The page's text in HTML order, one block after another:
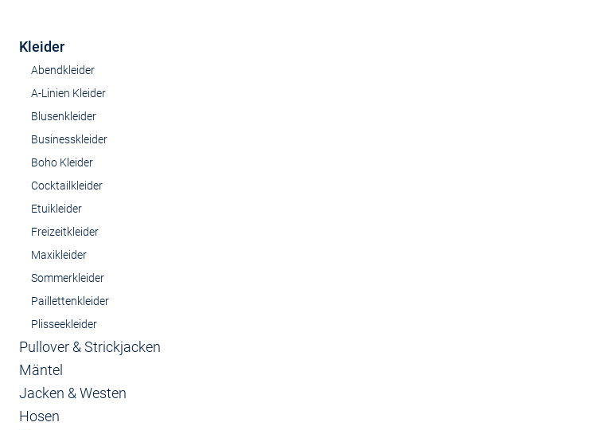
Kleider
Abendkleider
A-Linien Kleider
Blusenkleider
Businesskleider
Boho Kleider
Cocktailkleider
Etuikleider
Freizeitkleider
Maxikleider
Sommerkleider
Paillettenkleider
Plisseekleider
Pullover & Strickjacken
Mäntel
Jacken & Westen
Hosen